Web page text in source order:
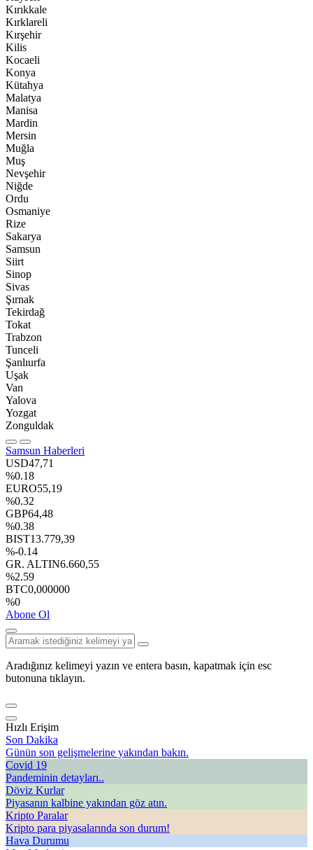
Kırıkkale
Kırklareli
Kırşehir
Kilis
Kocaeli
Konya
Kütahya
Malatya
Manisa
Mardin
Mersin
Muğla
Muş
Nevşehir
Niğde
Ordu
Osmaniye
Rize
Sakarya
Samsun
Siirt
Sinop
Sivas
Şırnak
Tekirdağ
Tokat
Trabzon
Tunceli
Şanlıurfa
Uşak
Van
Yalova
Yozgat
Zonguldak
Samsun Haberleri
USD47,71
%0.18
EURO55,19
%0.32
GBP64,48
%0.38
BIST13.779,39
%-0.14
GR. ALTIN6.660,55
%2.59
BTC0,000000
%0
Abone Ol
Aradığınız kelimeyi yazın ve entera basın, kapatmak için esc
butonuna tıklayın.
Hızlı Erişim
Son Dakika
Günün son gelişmelerine yakından bakın.
Covid 19
Pandeminin detayları..
Döviz Kurlar
Piyasanın kalbine yakından göz atın.
Kripto Paralar
Kripto para piyasalarında son durum!
Hava Durumu